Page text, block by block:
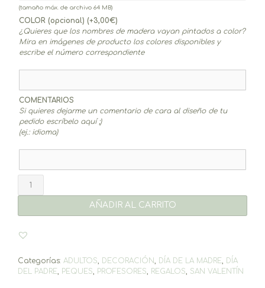
(tamaño máx. de archivo 64 MB)
COLOR (opcional) (+3,00€)
¿Quieres que los nombres de madera vayan pintados a color?
Mira en imágenes de producto los colores disponibles y
escribe el número correspondiente
COMENTARIOS
Si quieres dejarme un comentario de cara al diseño de tu
pedido escríbelo aquí ;)
(ej.: idioma)
Regala
AÑADIR AL CARRITO
Categorías: ADULTOS, DECORACIÓN, DÍA DE LA MADRE, DÍA
DEL PADRE, PEQUES, PROFESORES, REGALOS, SAN VALENTÍN